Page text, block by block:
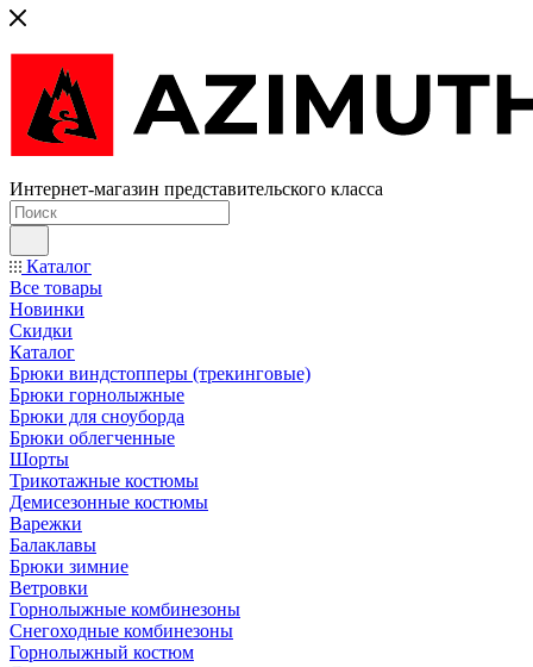
Интернет-магазин представительского класса
Каталог
Все товары
Новинки
Скидки
Каталог
Брюки виндстопперы (трекинговые)
Брюки горнолыжные
Брюки для сноуборда
Брюки облегченные
Шорты
Трикотажные костюмы
Демисезонные костюмы
Варежки
Балаклавы
Брюки зимние
Ветровки
Горнолыжные комбинезоны
Снегоходные комбинезоны
Горнолыжный костюм